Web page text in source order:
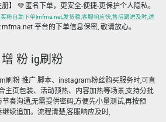
】 💚 匿名下单，更安全-便捷-更保护个人隐私。
粉自助下单|mfma.net,发货稳,客服响应快,售后跟进及时,适
平台的下单信息保密, 敬请放心。
粉 ig刷粉
刷粉 推广 脚本、instagram粉丝购买服务时,可直
主页包装、活动预热、内容加热等场景,支持分批
奏沟通,无需提供密码,方便先小量测试,再按预
续追加。流程清楚,客服响应及时,